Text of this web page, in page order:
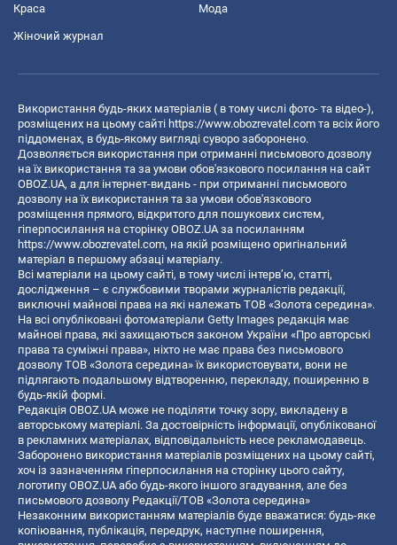
Краса Мода
Жіночий журнал
Використання будь-яких матеріалів ( в тому числі фото- та відео-),
розміщених на цьому сайті https://www.obozrevatel.com та всіх його
піддоменах, в будь-якому вигляді суворо заборонено.
Дозволяється використання при отриманні письмового дозволу
на їх використання та за умови обов'язкового посилання на сайт
OBOZ.UA, а для інтернет-видань - при отриманні письмового
дозволу на їх використання та за умови обов'язкового
розміщення прямого, відкритого для пошукових систем,
гіперпосилання на сторінку OBOZ.UA за посиланням
https://www.obozrevatel.com, на якій розміщено оригінальний
матеріал в першому абзаці матеріалу.
Всі матеріали на цьому сайті, в тому числі інтерв’ю, статті,
дослідження – є службовими творами журналістів редакції,
виключні майнові права на які належать ТОВ «Золота середина».
На всі опубліковані фотоматеріали Getty Images редакція має
майнові права, які захищаються законом України «Про авторські
права та суміжні права», ніхто не має права без письмового
дозволу ТОВ «Золота середина» їх використовувати, вони не
підлягають подальшому відтворенню, перекладу, поширенню в
будь-якій формі.
Редакція OBOZ.UA може не поділяти точку зору, викладену в
авторському матеріалі. За достовірність інформації, опублікованої
в рекламних матеріалах, відповідальність несе рекламодавець.
Заборонено використання матеріалів розміщених на цьому сайті,
хоч із зазначенням гіперпосилання на сторінку цього сайту,
логотипу OBOZ.UA або будь-якого іншого згадування, але без
письмового дозволу Редакції/ТОВ «Золота середина»
Незаконним використанням матеріалів буде вважатися: будь-яке
копiювання, публiкацiя, передрук, наступне поширення,